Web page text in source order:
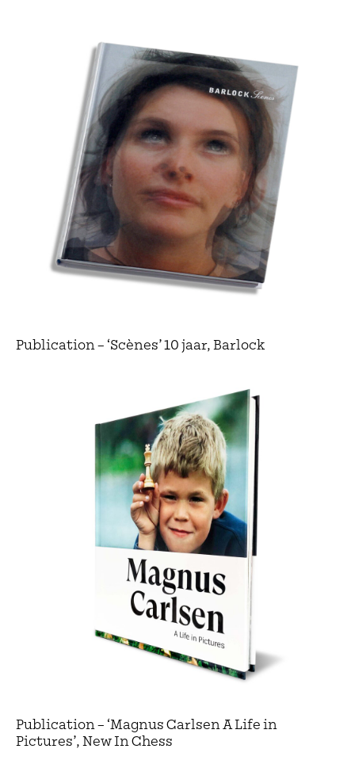
Publication – ‘Scènes’ 10 jaar, Barlock
Publication – ‘Magnus Carlsen A Life in
Pictures’, New In Chess